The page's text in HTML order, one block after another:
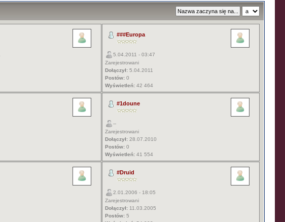
###Europa
5.04.2011 - 03:47
Zarejestrowani
Dołączył: 5.04.2011
Postów: 0
Wyświetleń: 42 464
#1doune
--
Zarejestrowani
Dołączył: 28.07.2010
Postów: 0
Wyświetleń: 41 554
#Druid
2.01.2006 - 18:05
Zarejestrowani
Dołączył: 11.03.2005
Postów: 5